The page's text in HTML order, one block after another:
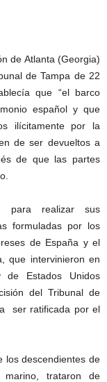
de Atlanta (Georgia)
de Tampa de 22
que “el barco
español y que
ilícitamente por la
de ser devueltos a
de que las partes
para realizar sus
formuladas por los
de España y el
que intervinieron en
Estados Unidos
del Tribunal de
ser ratificada por el
los descendientes de
marino, trataron de